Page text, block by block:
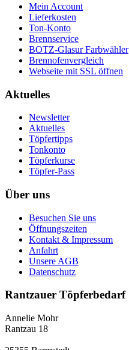
Mein Account
Lieferkosten
Ton-Konto
Brennservice
BOTZ-Glasur Farbwähler
Brennofenvergleich
Webseite mit SSL öffnen
Aktuelles
Newsletter
Aktuelles
Töpfertipps
Tonkonto
Töpferkurse
Töpfer-Pass
Über uns
Besuchen Sie uns
Öffnungszeiten
Kontakt & Impressum
Anfahrt
Unsere AGB
Datenschutz
Rantzauer Töpferbedarf
Annelie Mohr
Rantzau 18